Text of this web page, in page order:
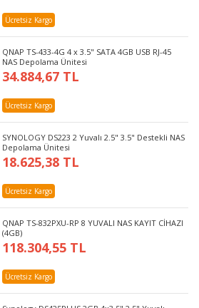
Ücretsiz Kargo
QNAP TS-433-4G 4 x 3.5" SATA 4GB USB RJ-45
NAS Depolama Ünitesi
34.884,67 TL
Ücretsiz Kargo
SYNOLOGY DS223 2 Yuvalı 2.5" 3.5" Destekli NAS
Depolama Ünitesi
18.625,38 TL
Ücretsiz Kargo
QNAP TS-832PXU-RP 8 YUVALI NAS KAYIT CİHAZI
(4GB)
118.304,55 TL
Ücretsiz Kargo